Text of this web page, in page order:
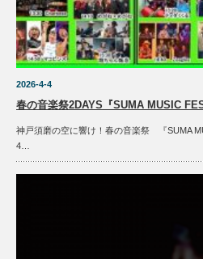
2026-4-4
春の音楽祭2DAYS『SUMA MUSIC
神戸須磨の空に響け！春の音楽祭 『SUMA
4…